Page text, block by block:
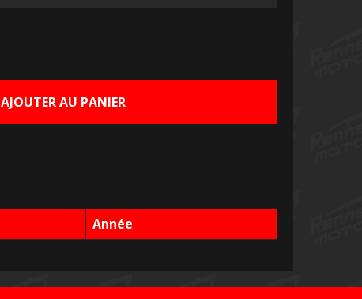
AJOUTER AU PANIER
Année